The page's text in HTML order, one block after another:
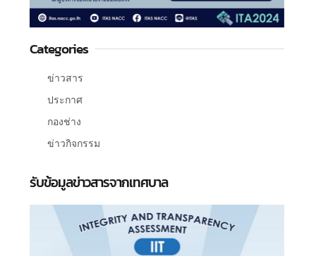
Categories
ข่าวสาร
ประกาศ
กองช่าง
ข่าวกิจกรรม
รับข้อมูลข่าวสารจากเทศบาล